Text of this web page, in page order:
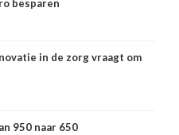
besparen
in de zorg vraagt om
950 naar 650